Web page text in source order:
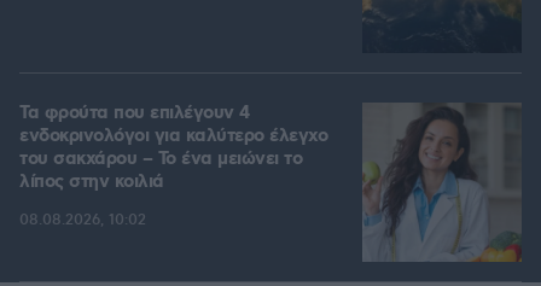
Τα φρούτα που επιλέγουν 4
ενδοκρινολόγοι για καλύτερο έλεγχο
του σακχάρου – Το ένα μειώνει το
λίπος στην κοιλιά
08.08.2026, 10:02